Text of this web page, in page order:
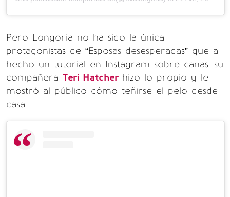
Pero Longoria no ha sido la única
protagonistas de “Esposas desesperadas” que a
hecho un tutorial en Instagram sobre canas, su
compañera Teri Hatcher hizo lo propio y le
mostró al público cómo teñirse el pelo desde
casa.